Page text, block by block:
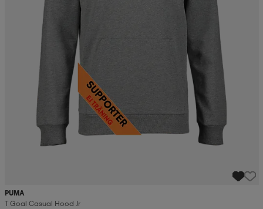
PUMA
T Goal Casual Hood Jr